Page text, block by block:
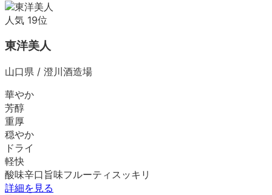
人気 19位
東洋美人
山口県 / 澄川酒造場
華やか
芳醇
重厚
穏やか
ドライ
軽快
酸味辛口 旨味フルーティ スッキリ
詳細を見る